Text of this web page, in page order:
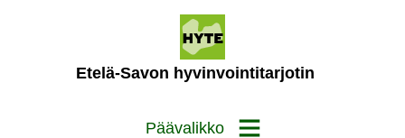
Etelä-Savon hyvinvointitarjotin
Päävalikko